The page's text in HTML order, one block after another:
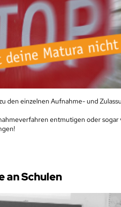
den einzelnen Aufnahme- und
entmutigen oder sogar
an Schulen